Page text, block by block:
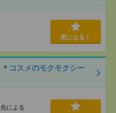
気になる！
コスメのモクモクシー
による